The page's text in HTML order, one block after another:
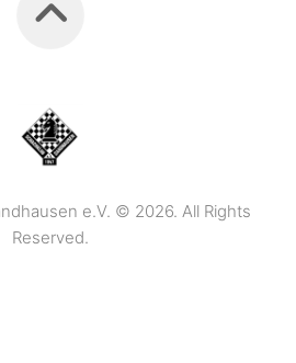
e.V. © 2026. All Rights
Reserved.